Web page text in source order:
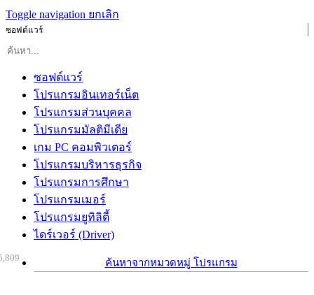
Toggle navigation ยกเลิก
ซอฟต์แวร์
ซอฟต์แวร์
โปรแกรมอินเทอร์เน็ต
โปรแกรมส่วนบุคคล
โปรแกรมมัลติมีเดีย
เกม PC คอมพิวเตอร์
โปรแกรมบริหารธุรกิจ
โปรแกรมการศึกษา
โปรแกรมเมอร์
โปรแกรมยูทิลิตี้
ไดร์เวอร์ (Driver)
ค้นหาจากหมวดหมู่ โปรแกรม